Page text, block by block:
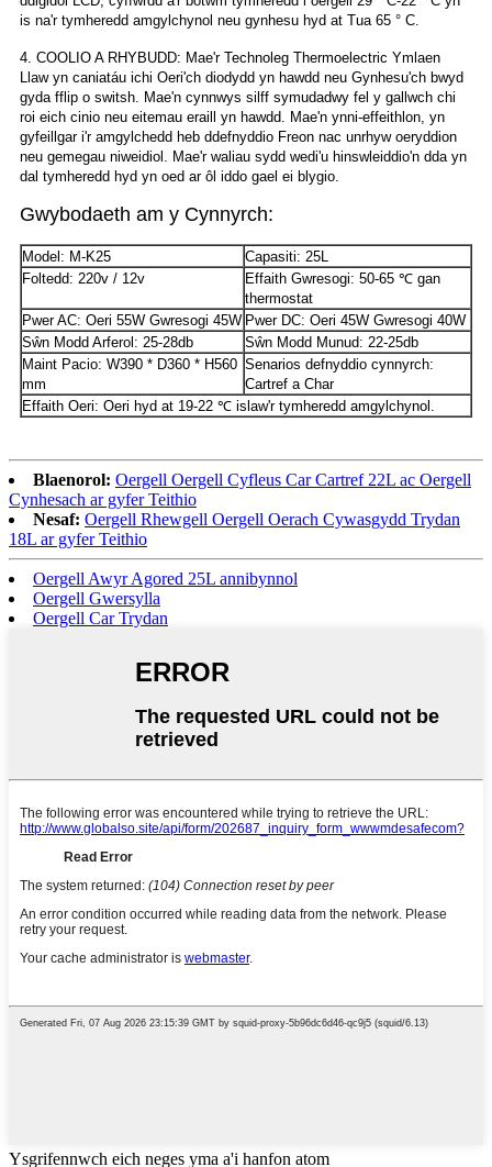
is na'r tymheredd amgylchynol neu gynhesu hyd at Tua 65 ° C.
4. COOLIO A RHYBUDD: Mae'r Technoleg Thermoelectric Ymlaen
Llaw yn caniatáu ichi Oeri'ch diodydd yn hawdd neu Gynhesu'ch bwyd
gyda fflip o switsh. Mae'n cynnwys silff symudadwy fel y gallwch chi
roi eich cinio neu eitemau eraill yn hawdd. Mae'n ynni-effeithlon, yn
gyfeillgar i'r amgylchedd heb ddefnyddio Freon nac unrhyw oeryddion
neu gemegau niweidiol. Mae'r waliau sydd wedi'u hinswleiddio'n dda yn
dal tymheredd hyd yn oed ar ôl iddo gael ei blygio.
Gwybodaeth am y Cynnyrch:
Model: M-K25
Capasiti: 25L
Foltedd: 220v / 12v
Effaith Gwresogi: 50-65 ℃ gan
thermostat
Pwer AC: Oeri 55W Gwresogi 45W Pwer DC: Oeri 45W Gwresogi 40W
Sŵn Modd Arferol: 25-28db
Sŵn Modd Munud: 22-25db
Maint Pacio: W390 * D360 * H560
mm
Senarios defnyddio cynnyrch:
Cartref a Char
Effaith Oeri: Oeri hyd at 19-22 ℃ islaw'r tymheredd amgylchynol.
Blaenorol: Oergell Oergell Cyfleus Car Cartref 22L ac Oergell
Cynhesach ar gyfer Teithio
Nesaf: Oergell Rhewgell Oergell Oerach Cywasgydd Trydan
18L ar gyfer Teithio
Oergell Awyr Agored 25L annibynnol
Oergell Gwersylla
Oergell Car Trydan
Ysgrifennwch eich neges yma a'i hanfon atom